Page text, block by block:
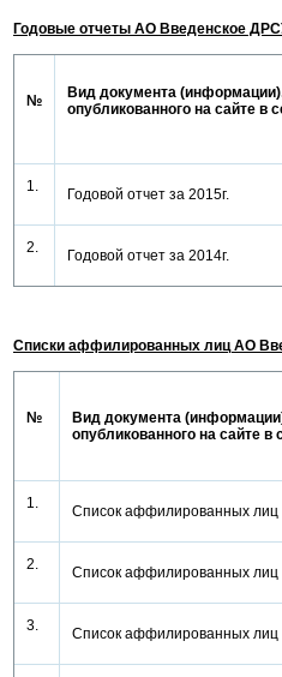
Годовые отчеты АО Введенское
№
Вид документа
опубликованного на сайте в
1. Годовой отчет за 2015г.
2. Годовой отчет за 2014г.
Списки аффилированных лиц АО
№
Вид документа
опубликованного на сайте в
1. Список аффилированных
2. Список аффилированных
3. Список аффилированных